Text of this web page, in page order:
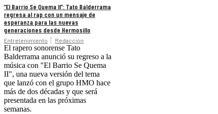
“El Barrio Se Quema II”: Tato Balderrama
regresa al rap con un mensaje de
esperanza para las nuevas
generaciones desde Hermosillo
Entretenimiento Redacción
El rapero sonorense Tato
Balderrama anunció su regreso a la
música con "El Barrio Se Quema
II", una nueva versión del tema
que lanzó con el grupo HMO hace
más de dos décadas y que será
presentada en las próximas
semanas.